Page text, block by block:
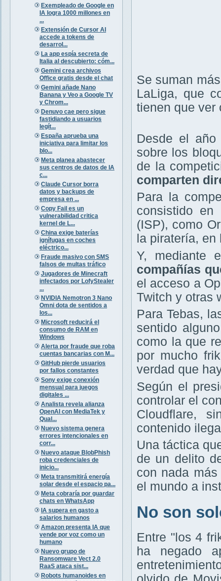
Exempleado de Google en
IA logra 1000 millones en
...
Extensión de Cursor AI
accede a tokens de
desarrol...
La app espía secreta de
Italia al descubierto: cóm...
Gemini crea archivos
Office gratis desde el chat
Gemini añade Nano
Banana y Veo a Google TV
y Chrom...
Denuvo cae pero sigue
fastidiando a usuarios
legít...
España aprueba una
iniciativa para limitar los
blo...
Meta planea abastecer
sus centros de datos de IA
c...
Claude Cursor borra
datos y backups de
empresa en ...
Copy Fail es un
vulnerabilidad critica
kernel de L...
China exige baterías
ignífugas en coches
eléctrico...
Fraude masivo con SMS
falsos de multas tráfico
Jugadores de Minecraft
infectados por LofyStealer
...
NVIDIA Nemotron 3 Nano
Omni dota de sentidos a
los...
Microsoft reducirá el
consumo de RAM en
Windows
Alerta por fraude que roba
cuentas bancarias con M...
GitHub pierde usuarios
por fallos constantes
Sony exige conexión
mensual para juegos
digitales ...
Analista revela alianza
OpenAI con MediaTek y
Qual...
Nuevo sistema genera
errores intencionales en
corr...
Nuevo ataque BlobPhish
roba credenciales de
inicio...
Meta transmitirá energía
solar desde el espacio pa...
Meta cobraría por guardar
chats en WhatsApp
IA supera en gasto a
salarios humanos
Amazon presenta IA que
vende por voz como un
humano
Nuevo grupo de
Ransomware Vect 2.0
RaaS ataca sist...
Robots humanoides en
Se suman
LaLiga, que
tienen que ver
Desde el
sobre los
de la
comparten
Para la
consistido en
(ISP), como
la piratería,
Y, mediante
compañías
el acceso a
Twitch y otras
Para Tebas,
sentido
como la que
por mucho
verdad que
Según el
controlar el
Cloudflare,
contenido
Una táctica
de un delito
con nada
el mundo a
No son
Entre "los 4
ha negado